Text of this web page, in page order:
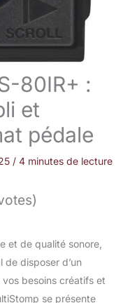
80IR+ :
et
pédale
/ 4 minutes de lecture
et de qualité sonore,
disposer d’un
besoins créatifs et
se présente